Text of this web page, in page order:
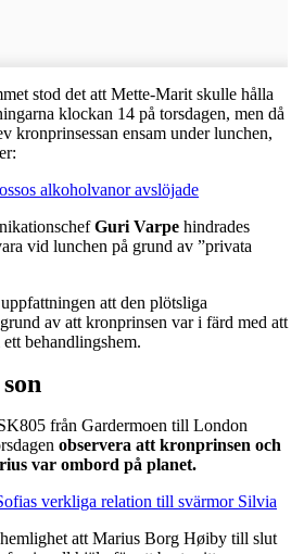
stod det att Mette-Marit skulle hålla
klockan 14 på torsdagen, men då
kronprinsessan ensam under lunchen,
alkoholvanor avslöjade
Guri Varpe hindrades
vid lunchen på grund av ”privata
att den plötsliga
av att kronprinsen var i färd med att
behandlingshem.
från Gardermoen till London
observera att kronprinsen och
var ombord på planet.
verkliga relation till svärmor Silvia
att Marius Borg Høiby till slut